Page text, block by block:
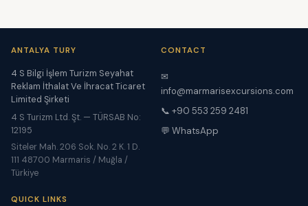
ANTALYA TURY
4 S Bilgi İşlem Turizm Seyahat
Reklam İthalat Ve İhracat Ticaret
Limited Şirketi
4 S Turizm Ltd. Şt. — TÜRSAB No:
12195
Siteler Mah. 206 Sok. No. 2 K. 1 D.
111 48700 Marmaris / Muğla /
Türkiye
CONTACT
✉
info@marmarisexcursions.com
📞 +90 553 259 2481
💬 WhatsApp
QUICK LINKS